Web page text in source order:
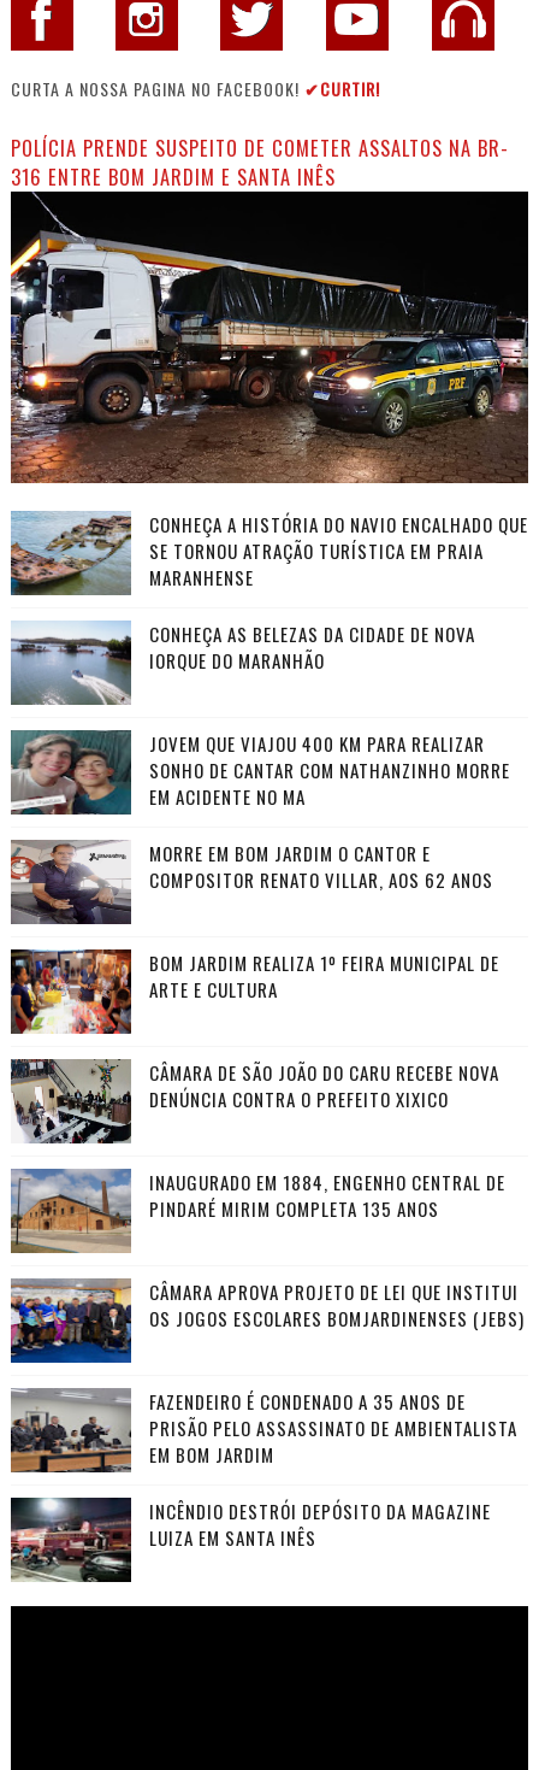
CURTA A NOSSA PAGINA NO FACEBOOK! ✔CURTIR!
POLÍCIA PRENDE SUSPEITO DE COMETER ASSALTOS NA BR-
316 ENTRE BOM JARDIM E SANTA INÊS
CONHEÇA A HISTÓRIA DO NAVIO ENCALHADO QUE
SE TORNOU ATRAÇÃO TURÍSTICA EM PRAIA
MARANHENSE
CONHEÇA AS BELEZAS DA CIDADE DE NOVA
IORQUE DO MARANHÃO
JOVEM QUE VIAJOU 400 KM PARA REALIZAR
SONHO DE CANTAR COM NATHANZINHO MORRE
EM ACIDENTE NO MA
MORRE EM BOM JARDIM O CANTOR E
COMPOSITOR RENATO VILLAR, AOS 62 ANOS
BOM JARDIM REALIZA 1º FEIRA MUNICIPAL DE
ARTE E CULTURA
CÂMARA DE SÃO JOÃO DO CARU RECEBE NOVA
DENÚNCIA CONTRA O PREFEITO XIXICO
INAUGURADO EM 1884, ENGENHO CENTRAL DE
PINDARÉ MIRIM COMPLETA 135 ANOS
CÂMARA APROVA PROJETO DE LEI QUE INSTITUI
OS JOGOS ESCOLARES BOMJARDINENSES (JEBS)
FAZENDEIRO É CONDENADO A 35 ANOS DE
PRISÃO PELO ASSASSINATO DE AMBIENTALISTA
EM BOM JARDIM
INCÊNDIO DESTRÓI DEPÓSITO DA MAGAZINE
LUIZA EM SANTA INÊS